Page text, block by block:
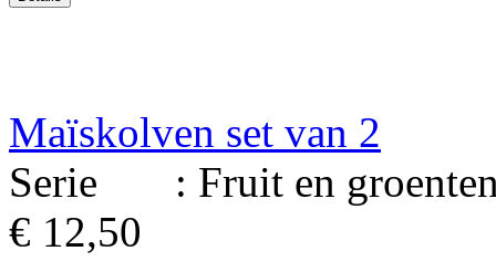
Maïskolven set van 2
Serie : Fruit en
€ 12,50